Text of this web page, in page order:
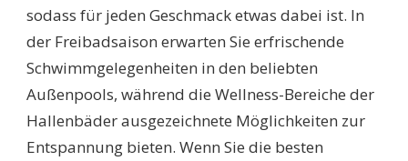
UNVERGESSLICHEN
BADESPASS!
sodass für jeden Geschmack etwas dabei ist. In
der Freibadsaison erwarten Sie erfrischende
Schwimmgelegenheiten in den beliebten
Außenpools, während die Wellness-Bereiche der
Hallenbäder ausgezeichnete Möglichkeiten zur
Entspannung bieten. Wenn Sie die besten